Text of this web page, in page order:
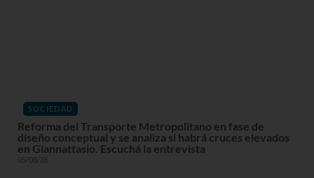
SOCIEDAD
Reforma del Transporte Metropolitano en fase de
diseño conceptual y se analiza si habrá cruces elevados
en Giannattasio. Escuchá la entrevista
05/08/26